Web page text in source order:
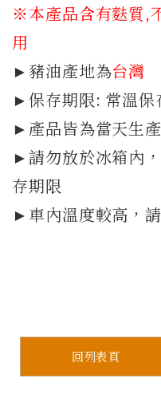
※本產品含有麩質,
用
►豬油產地為台灣
►保存期限: 常溫保
►產品皆為當天生
►請勿放於冰箱內
存期限
►車內溫度較高，
回列表頁